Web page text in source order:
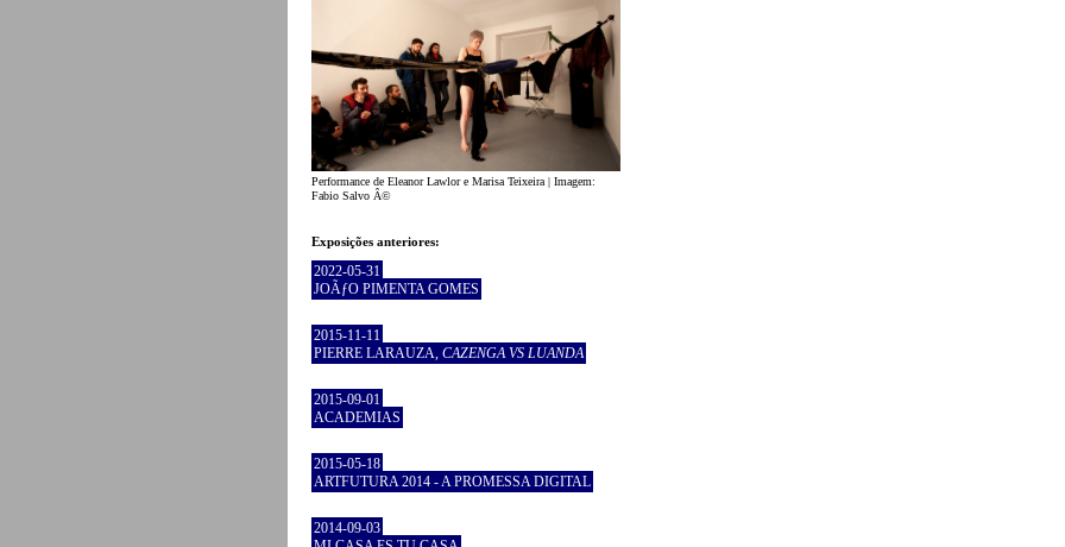
Performance de Eleanor Lawlor e Marisa Teixeira | Imagem:
Fabio Salvo Â©
Exposições anteriores:
2022-05-31
JOÃƒO PIMENTA GOMES
2015-11-11
PIERRE LARAUZA, CAZENGA VS LUANDA
2015-09-01
ACADEMIAS
2015-05-18
ARTFUTURA 2014 - A PROMESSA DIGITAL
2014-09-03